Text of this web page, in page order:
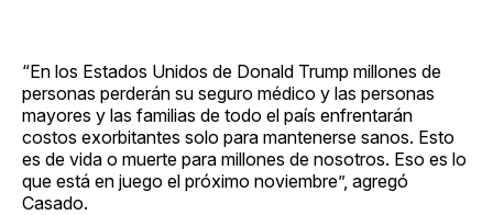
“En los Estados Unidos de Donald Trump millones de
personas perderán su seguro médico y las personas
mayores y las familias de todo el país enfrentarán
costos exorbitantes solo para mantenerse sanos. Esto
es de vida o muerte para millones de nosotros. Eso es lo
que está en juego el próximo noviembre”, agregó
Casado.